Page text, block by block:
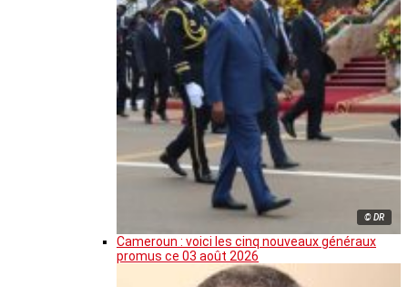
© DR
Cameroun : voici les cinq nouveaux généraux
promus ce 03 août 2026